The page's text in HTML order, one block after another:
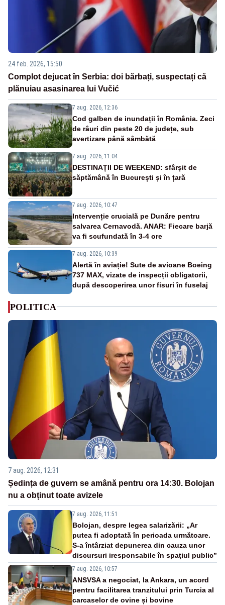
24 feb. 2026, 15:50
Complot dejucat în Serbia: doi bărbați, suspectați că
plănuiau asasinarea lui Vučić
7 aug. 2026, 12:36
Cod galben de inundații în România. Zeci
de râuri din peste 20 de județe, sub
avertizare până sâmbătă
7 aug. 2026, 11:04
DESTINAȚII DE WEEKEND: sfârșit de
săptămână în București și în țară
7 aug. 2026, 10:47
Intervenție crucială pe Dunăre pentru
salvarea Cernavodă. ANAR: Fiecare barjă
va fi scufundată în 3-4 ore
7 aug. 2026, 10:39
Alertă în aviație! Sute de avioane Boeing
737 MAX, vizate de inspecții obligatorii,
după descoperirea unor fisuri în fuselaj
POLITICA
7 aug. 2026, 12:31
Ședința de guvern se amână pentru ora 14:30. Bolojan
nu a obținut toate avizele
7 aug. 2026, 11:51
Bolojan, despre legea salarizării: „Ar
putea fi adoptată în perioada următoare.
S-a întârziat depunerea din cauza unor
discursuri iresponsabile în spaţiul public”
7 aug. 2026, 10:57
ANSVSA a negociat, la Ankara, un acord
pentru facilitarea tranzitului prin Turcia al
carcaselor de ovine și bovine